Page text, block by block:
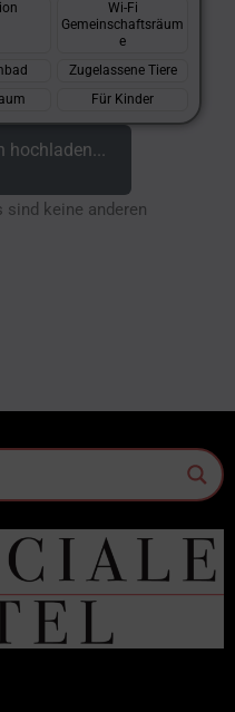
Wi-Fi
Gemeinschaftsräum
e
Zugelassene Tiere
Für Kinder
hochladen...
sind keine anderen